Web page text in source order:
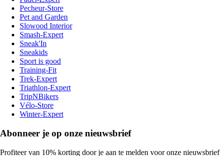
Pecheur-Store
Pet and Garden
Slowood Interior
Smash-Expert
Sneak'In
Sneakids
Sport is good
Training-Fit
Trek-Expert
Triathlon-Expert
TripNBikers
Vélo-Store
Winter-Expert
Abonneer je op onze nieuwsbrief
Profiteer van 10% korting door je aan te melden voor onze nieuwsbrief